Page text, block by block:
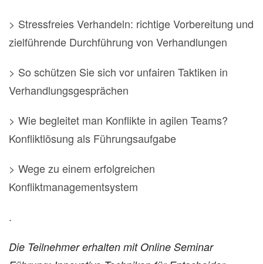
> Stressfreies Verhandeln: richtige Vorbereitung und
zielführende Durchführung von Verhandlungen
> So schützen Sie sich vor unfairen Taktiken in
Verhandlungsgesprächen
> Wie begleitet man Konflikte in agilen Teams?
Konfliktlösung als Führungsaufgabe
> Wege zu einem erfolgreichen
Konfliktmanagementsystem
.
Die Teilnehmer erhalten mit Online Seminar